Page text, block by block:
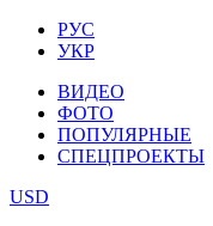
РУС
УКР
ВИДЕО
ФОТО
ПОПУЛЯРНЫЕ
СПЕЦПРОЕКТЫ
USD